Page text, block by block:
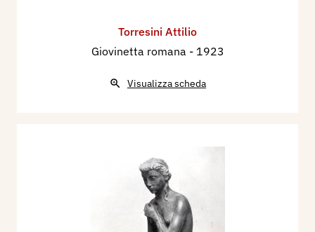
Torresini Attilio
Giovinetta romana - 1923
Visualizza scheda